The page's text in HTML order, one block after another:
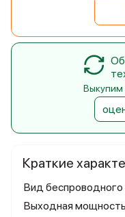
Краткие
Вид беспроводного
Выходная
Выкупим